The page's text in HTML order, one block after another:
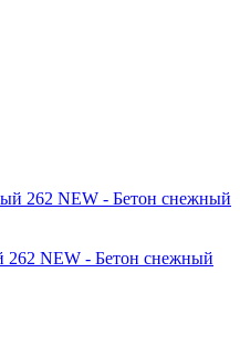
NEW - Бетон снежный